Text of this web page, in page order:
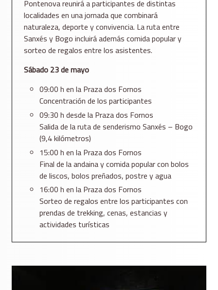
Pontenova reunirá a participantes de distintas
localidades en una jornada que combinará
naturaleza, deporte y convivencia. La ruta entre
Sanxés y Bogo incluirá además comida popular y
sorteo de regalos entre los asistentes.
Sábado 23 de mayo
09:00 h en la Praza dos Fornos
Concentración de los participantes
09:30 h desde la Praza dos Fornos
Salida de la ruta de senderismo Sanxés – Bogo
(9,4 kilómetros)
15:00 h en la Praza dos Fornos
Final de la andaina y comida popular con bolos
de liscos, bolos preñados, postre y agua
16:00 h en la Praza dos Fornos
Sorteo de regalos entre los participantes con
prendas de trekking, cenas, estancias y
actividades turísticas